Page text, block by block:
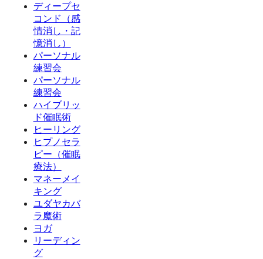
ディープセ
コンド（感
情消し・記
憶消し）
パーソナル
練習会
パーソナル
練習会
ハイブリッ
ド催眠術
ヒーリング
ヒプノセラ
ピー（催眠
療法）
マネーメイ
キング
ユダヤカバ
ラ魔術
ヨガ
リーディン
グ